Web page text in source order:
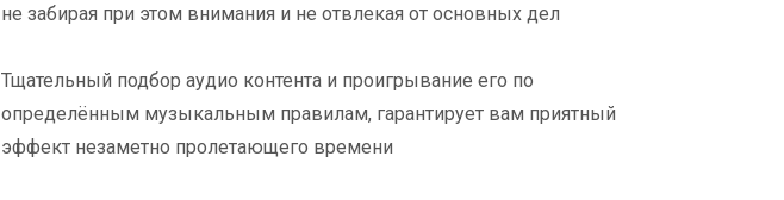
не забирая при этом внимания и не отвлекая от основных дел
Тщательный подбор аудио контента и проигрывание его по
определённым музыкальным правилам, гарантирует вам приятный
эффект незаметно пролетающего времени